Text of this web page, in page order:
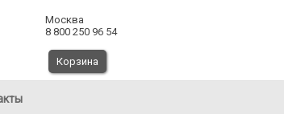
Москва
8 800 250 96 54
Корзина